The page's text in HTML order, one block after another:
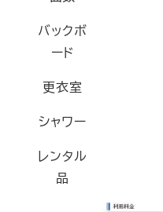
バックボ
ード
更衣室
シャワー
レンタル
品